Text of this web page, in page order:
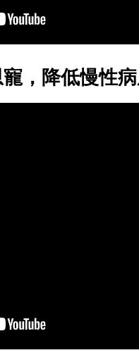
，降低慢性